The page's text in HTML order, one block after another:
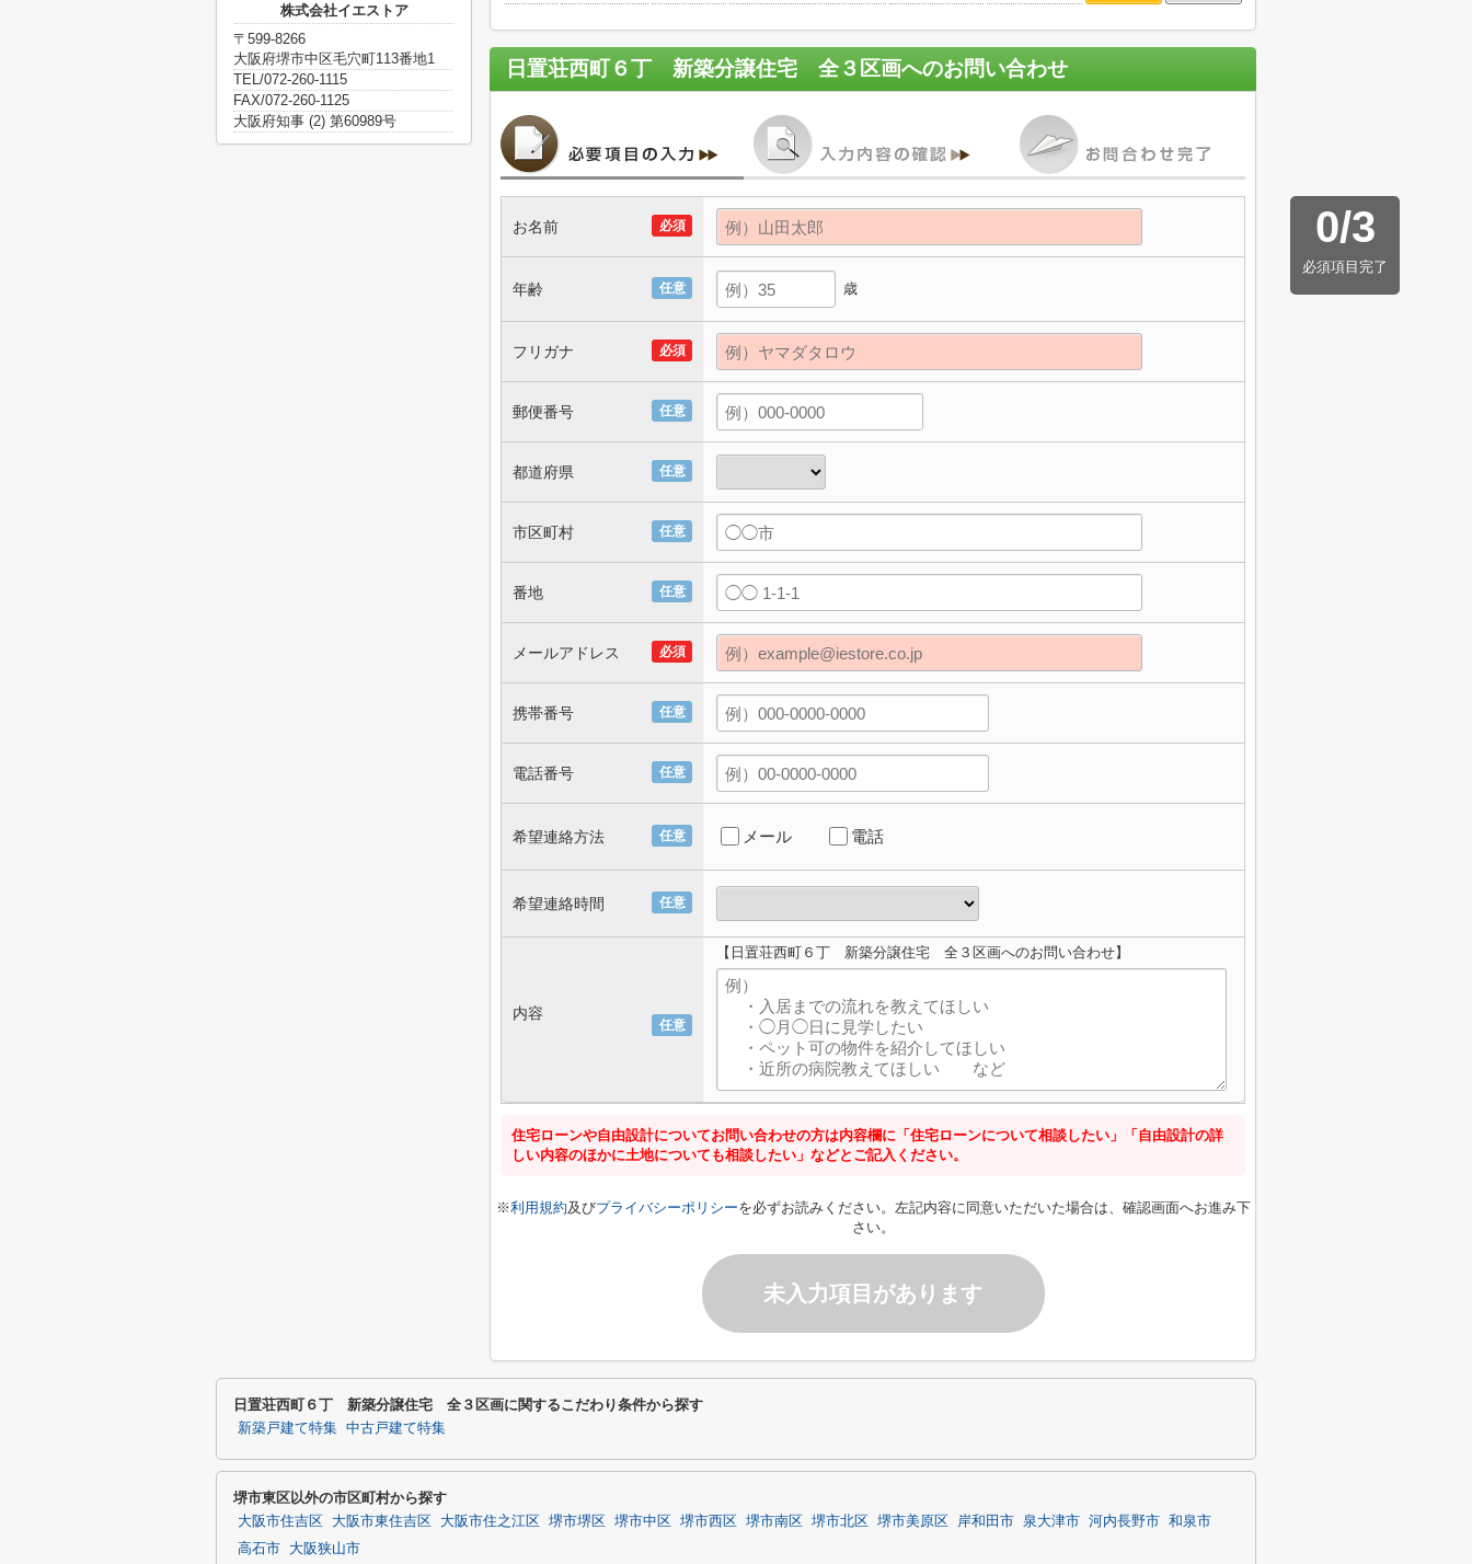
日置荘西町６丁 新築分譲住宅 全３区画へのお問い合わせ
0/3
必須項目完了
必須
お名前
任意
年齢 歳
必須
フリガナ
任意
郵便番号
任意
都道府県
任意
市区町村
任意
番地
必須
メールアドレス
任意
携帯番号
任意
電話番号
任意
希望連絡方法 メール 電話
任意
希望連絡時間
任意
内容
【日置荘西町６丁 新築分譲住宅 全３区画へのお問い合わせ】
住宅ローンや自由設計についてお問い合わせの方は内容欄に「住宅ローンについて相談したい」「自由設計の詳
しい内容のほかに土地についても相談したい」などとご記入ください。
※利用規約及びプライバシーポリシーを必ずお読みください。左記内容に同意いただいた場合は、確認画面へお進み下
さい。
未入力項目があります
株式会社イエストア
〒599-8266
大阪府堺市中区毛穴町113番地1
TEL/072-260-1115
FAX/072-260-1125
大阪府知事 (2) 第60989号
日置荘西町６丁 新築分譲住宅 全３区画に関するこだわり条件から探す
新築戸建て特集 中古戸建て特集
堺市東区以外の市区町村から探す
大阪市住吉区 大阪市東住吉区 大阪市住之江区 堺市堺区 堺市中区 堺市西区 堺市南区 堺市北区 堺市美原区 岸和田市 泉大津市 河内長野市 和泉市
高石市
大阪狭山市